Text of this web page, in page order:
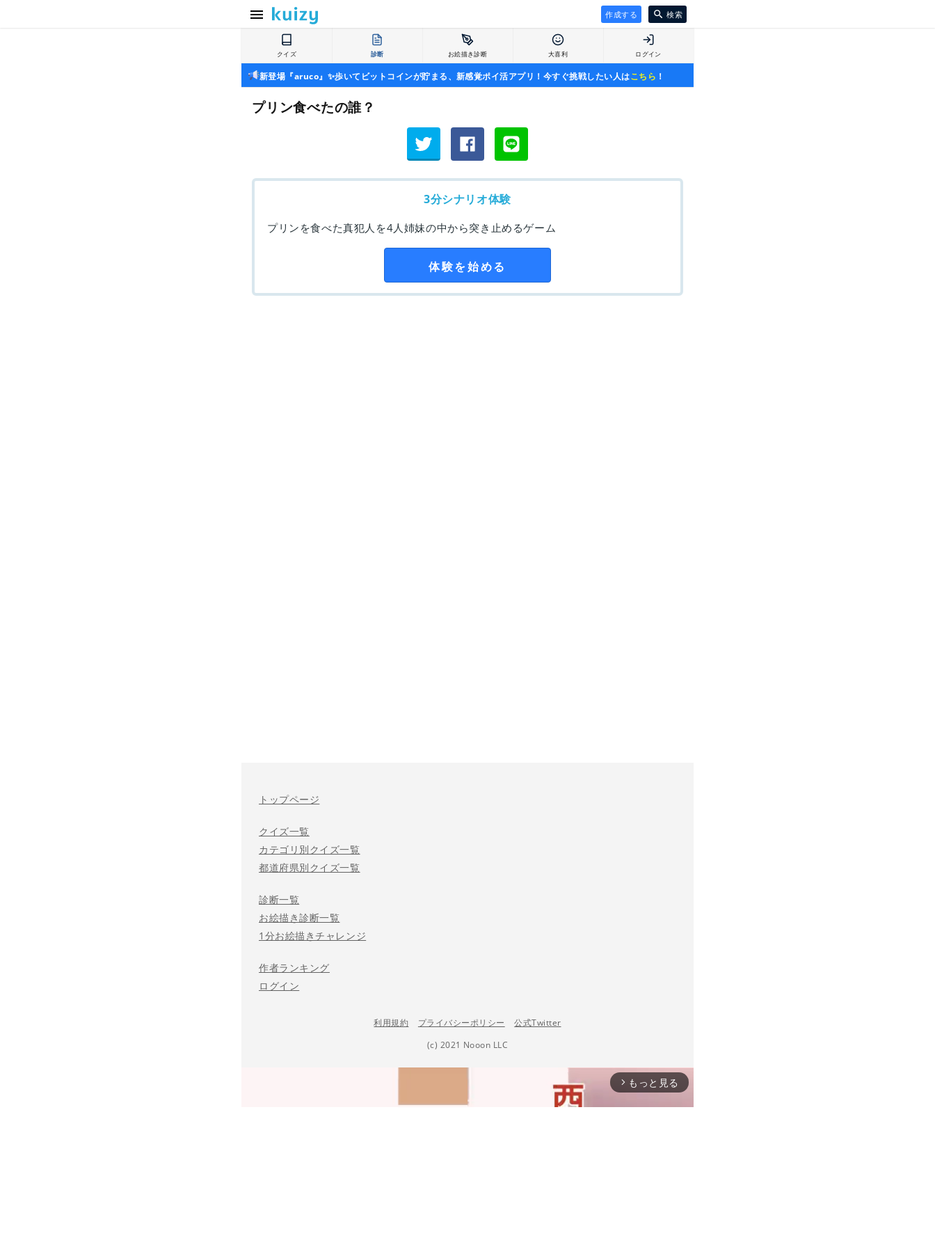
作成する 検索
クイズ 診断 お絵描き診断 大喜利 ログイン
新登場『aruco』✨歩いてビットコインが貯まる、新感覚ポイ活アプリ！今すぐ挑戦したい人はこちら ！
プリン食べたの誰？
3分シナリオ体験
プリンを食べた真犯人を4人姉妹の中から突き止めるゲーム
体験を始める
トップページ
クイズ一覧
カテゴリ別クイズ一覧
都道府県別クイズ一覧
診断一覧
お絵描き診断一覧
1分お絵描きチャレンジ
作者ランキング
ログイン
利用規約 プライバシーポリシー
公式Twitter
(c) 2021 Nooon LLC
arrow_forward_ios もっと見る